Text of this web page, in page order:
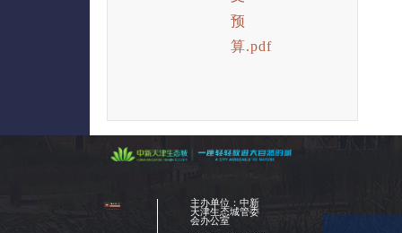
预
算.pdf
主办单位：中新
天津生态城管委
会办公室